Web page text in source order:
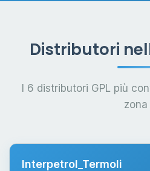
Distributori
I 6 distributori GPL più
zona
Interpetrol_Termoli